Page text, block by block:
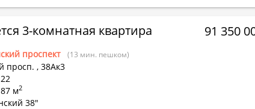
3-комнатная квартира
проспект (13 мин. пешком)
просп. , 38Ак3
м2
38"
91 350